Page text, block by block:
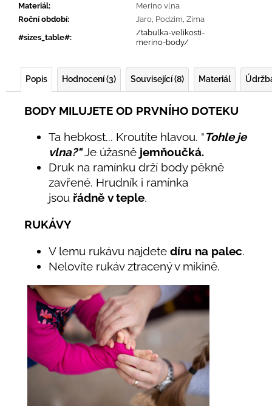
Materiál:
Merino vlna
Roční období: Jaro Podzim Zima
#sizes_table#:
/tabulka-velikosti-
merino-body/
Popis Hodnocení (3) Související (8) Materiál
BODY MILUJETE OD PRVNÍHO DOTEKU
Ta hebkost... Kroutíte hlavou. "Tohle je
vlna?" Je úžasně jemňoučká.
Druk na ramínku drží body pěkně
zavřené. Hrudník i ramínka
jsou řádně v teple.
RUKÁVY
V lemu rukávu najdete díru na palec.
Nelovíte rukáv ztracený v mikině.